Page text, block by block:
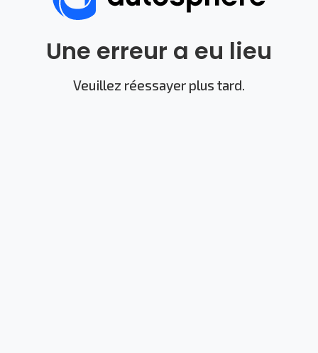
Une erreur a eu lieu
Veuillez réessayer plus tard.